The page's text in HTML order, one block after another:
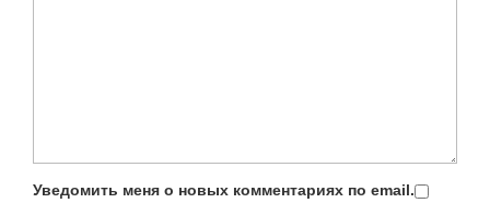
Уведомить меня о новых комментариях по email.